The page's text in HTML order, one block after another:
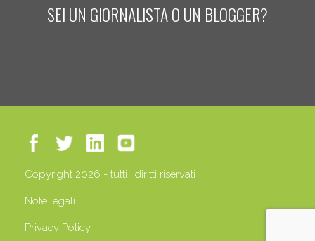
SEI UN GIORNALISTA O UN BLOGGER?
Copyright 2026 - tutti i diritti riservati
Note legali
Privacy Policy